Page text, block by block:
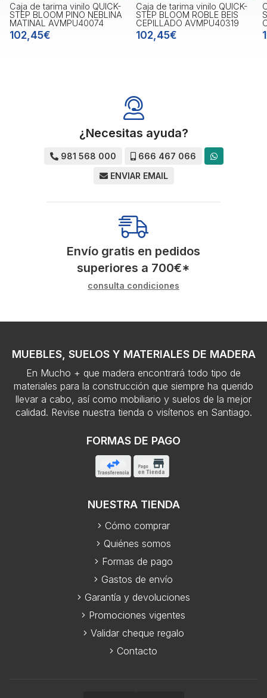
Caja de tarima vinilo QUICK-
STEP BLOOM ROBLE BEIS
CEPILLADO AVMPU40319
102,45€
Caja de tarima vinilo QUICK-
STEP BLOOM ROBLE OTOÑO
CHOCOLATE AVMPU40199
102,45€
¿Necesitas ayuda?
981 568 000
666 467 066
ENVIAR EMAIL
Envío gratis en pedidos
superiores a 700€*
consulta condiciones
MUEBLES, SUELOS Y MATERIALES DE MADERA
En Mucho + que madera encontrará todo tipo de
materiales para la construcción que siempre ha querido
llevar a cabo, así como mobiliario y suelos de la mejor
calidad. Revise nuestra tienda o visítenos en Santiago.
FORMAS DE PAGO
NUESTRA TIENDA
Cómo comprar
Quiénes somos
Formas de pago
Gastos de envío
Garantía y devoluciones
Promociones vigentes
Validar cheque regalo
Contacto